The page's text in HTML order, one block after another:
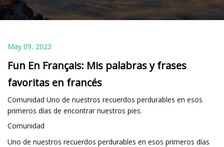
May 09, 2023
Fun En Français: Mis palabras y frases
favoritas en francés
Comunidad Uno de nuestros recuerdos perdurables en esos
primeros días de encontrar nuestros pies.
Comunidad
Uno de nuestros recuerdos perdurables en esos primeros días